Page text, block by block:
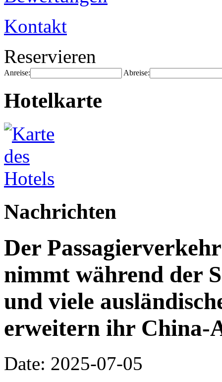
Kontakt
Reservieren
Anreise: Abreise:
Hotelkarte
Nachrichten
Der
nimmt während der
und viele
erweitern ihr China-
Date: 2025-07-05